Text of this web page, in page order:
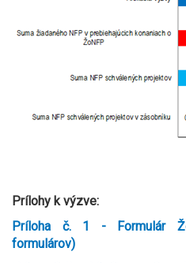
Prílohy k výzve:
Príloha č. 1 - Formulár
formulárov)